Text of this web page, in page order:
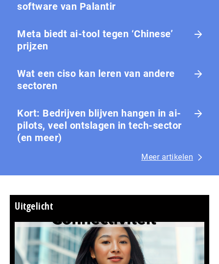
software van Palantir
Meta biedt ai-tool tegen ‘Chinese’
prijzen
Wat een ciso kan leren van andere
sectoren
Kort: Bedrijven blijven hangen in ai-
pilots, veel ontslagen in tech-sector
(en meer)
Meer artikelen
Uitgelicht